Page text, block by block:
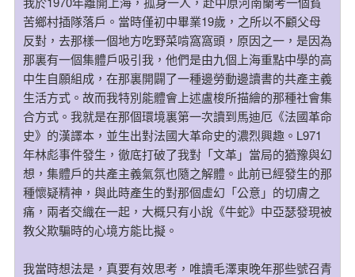
苦鄉村插隊落戶。當時僅初中畢業19歲，之所以不顧父母
反對，去那樣一個地方吃野菜啃窩窩頭，原因之一，是因為
那裏有一個集體戶吸引我，他們是由九個上海重點中學的高
中生自願組成，在那裏開闢了一種邊勞動邊讀書的共產主義
生活方式。故而我特別能體會上述盧梭所描繪的那種社會集
合方式。我就是在那個環境裏第一次讀到馬迪厄《法國革命
史》的漢譯本，並生出對法國大革命史的濃烈興趣。L971
年林彪事件發生，徹底打破了我對「文革」當局的猶豫與幻
想，集體戶的共產主義氣氛也隨之解體。此前已經發生的那
種懷疑精神，與此時產生的對那個虛幻「公意」的切膚之
痛，兩者交織在一起，大概只有小說《牛蛇》中亞瑟發現被
教父欺騙時的心境方能比擬。
我當時想法是，真要有效思考，唯讀毛澤東晚年那些號召青